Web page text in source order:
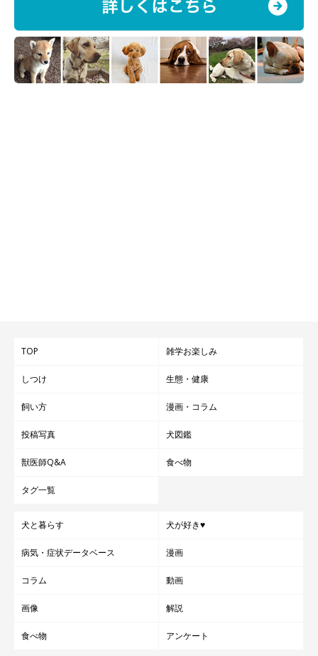
TOP 雑学お楽しみ
しつけ 生態・健康
飼い方 漫画・コラム
投稿写真 犬図鑑
獣医師Q&A 食べ物
タグ一覧
犬と暮らす 犬が好き♥
病気・症状データベース 漫画
コラム 動画
画像 解説
食べ物 アンケート